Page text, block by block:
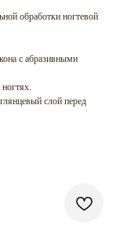
обработки ногтевой
с абразивными
слой перед